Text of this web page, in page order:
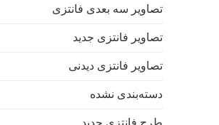
تصاویر سه بعدی فانتزی
تصاویر فانتزی جدید
تصاویر فانتزی دیدنی
دسته‌بندی نشده